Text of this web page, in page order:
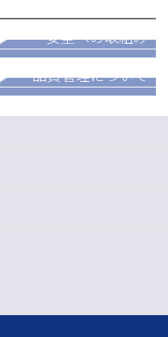
パートナー募集
安全への取組み
品質管理について